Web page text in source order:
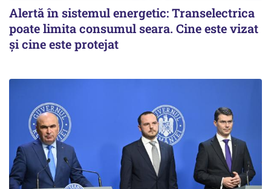
Alertă în sistemul energetic: Transelectrica
poate limita consumul seara. Cine este vizat
și cine este protejat